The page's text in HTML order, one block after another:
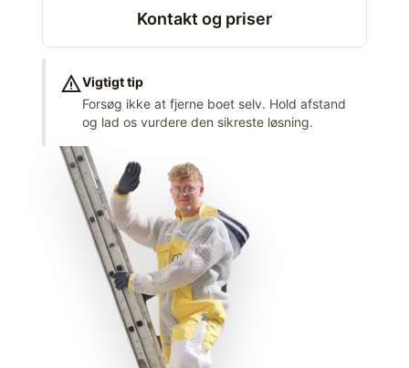
Kontakt og priser
warningVigtigt tip
Forsøg ikke at fjerne boet selv. Hold afstand
og lad os vurdere den sikreste løsning.